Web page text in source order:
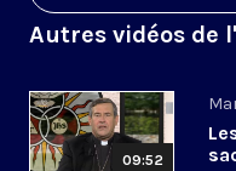
Autres vidéos de
09:52